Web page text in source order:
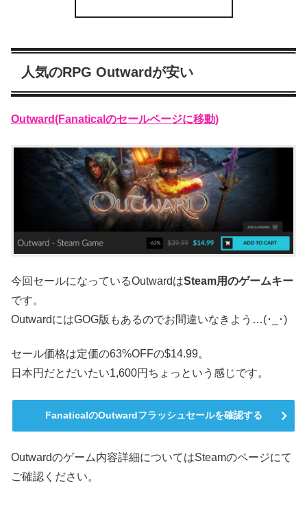
人気のRPG Outwardが安い
Outward(Fanaticalのセールページに移動)
今回セールになっているOutwardはSteam用のゲームキー
です。
OutwardにはGOG版もあるのでお間違いなきよう…(･_･)
セール価格は定価の63%OFFの$14.99。
日本円だとだいたい1,600円ちょっという感じです。
FanaticalのOutwardフラッシュセールを確認する
Outwardのゲーム内容詳細についてはSteamのページにて
ご確認ください。